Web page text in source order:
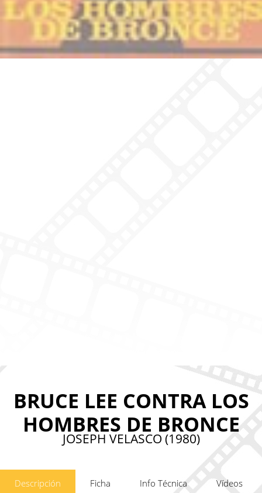
BRUCE LEE CONTRA LOS
HOMBRES DE BRONCE
JOSEPH VELASCO (1980)
Descripción Ficha Info Técnica Vídeos